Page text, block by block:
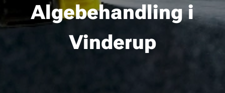
Algebehandling i
Vinderup